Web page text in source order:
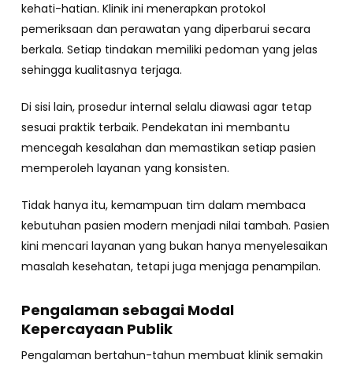
kehati-hatian. Klinik ini menerapkan protokol
pemeriksaan dan perawatan yang diperbarui secara
berkala. Setiap tindakan memiliki pedoman yang jelas
sehingga kualitasnya terjaga.
Di sisi lain, prosedur internal selalu diawasi agar tetap
sesuai praktik terbaik. Pendekatan ini membantu
mencegah kesalahan dan memastikan setiap pasien
memperoleh layanan yang konsisten.
Tidak hanya itu, kemampuan tim dalam membaca
kebutuhan pasien modern menjadi nilai tambah. Pasien
kini mencari layanan yang bukan hanya menyelesaikan
masalah kesehatan, tetapi juga menjaga penampilan.
Pengalaman sebagai Modal
Kepercayaan Publik
Pengalaman bertahun-tahun membuat klinik semakin